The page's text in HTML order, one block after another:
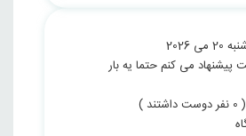
2026
می کنم حتما یه بار
(
0 نفر دوست داشتند )